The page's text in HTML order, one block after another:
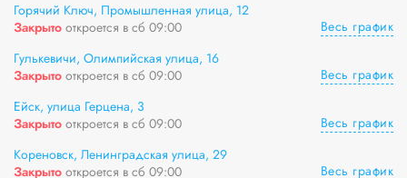
Горячий Ключ, Промышленная улица, 12
Закрыто откроется в сб 09:00
Весь график
Гулькевичи, Олимпийская улица, 16
Закрыто откроется в сб 09:00
Весь график
Ейск, улица Герцена, 3
Закрыто откроется в сб 09:00
Весь график
Кореновск, Ленинградская улица, 29
Закрыто откроется в сб 09:00
Весь график